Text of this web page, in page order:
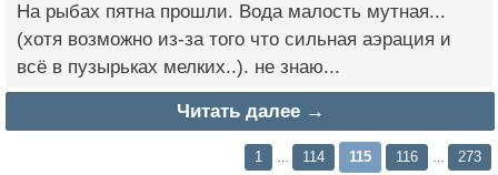
На рыбах пятна прошли. Вода малость мутная...
(хотя возможно из-за того что сильная аэрация и
всё в пузырьках мелких..). не знаю...
Читать далее →
1 114 115 116 273